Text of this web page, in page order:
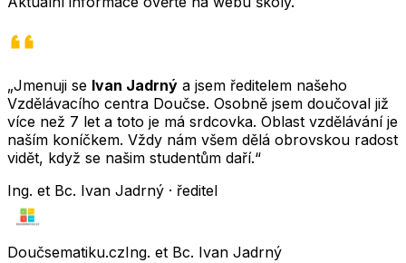
„Jmenuji se Ivan Jadrný a jsem ředitelem našeho
Vzdělávacího centra Doučse. Osobně jsem doučoval již
více než 7 let a toto je má srdcovka. Oblast vzdělávání je
naším koníčkem. Vždy nám všem dělá obrovskou radost
vidět, když se našim studentům daří.“
Ing. et Bc. Ivan Jadrný · ředitel
Doučsematiku.czIng. et Bc. Ivan Jadrný